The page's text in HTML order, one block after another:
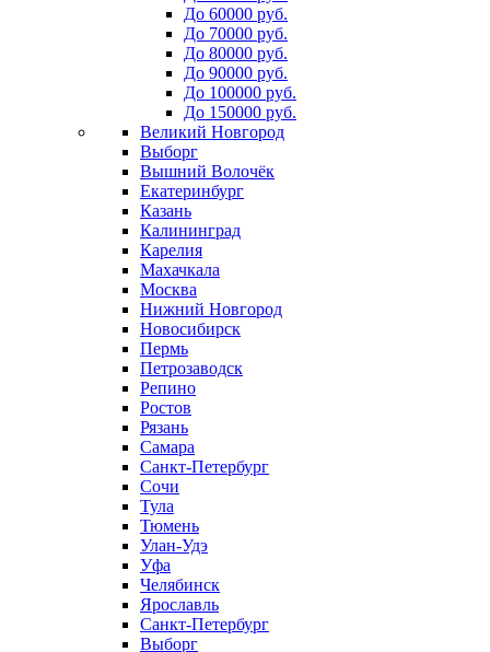
До 60000 руб.
До 70000 руб.
До 80000 руб.
До 90000 руб.
До 100000 руб.
До 150000 руб.
Великий Новгород
Выборг
Вышний Волочёк
Екатеринбург
Казань
Калининград
Карелия
Махачкала
Москва
Нижний Новгород
Новосибирск
Пермь
Петрозаводск
Репино
Ростов
Рязань
Самара
Санкт-Петербург
Сочи
Тула
Тюмень
Улан-Удэ
Уфа
Челябинск
Ярославль
Санкт-Петербург
Выборг